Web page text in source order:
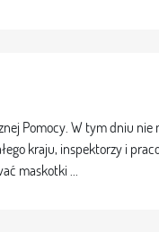
Pomocy. W tym dniu nie
kraju, inspektorzy i
maskotki ...